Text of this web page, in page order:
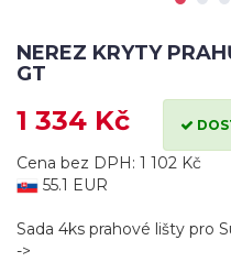
NEREZ KRYTY
GT
1 334 Kč
Cena bez DPH: 1 102 Kč
55.1 EUR
Sada 4ks prahové lišty pro
->